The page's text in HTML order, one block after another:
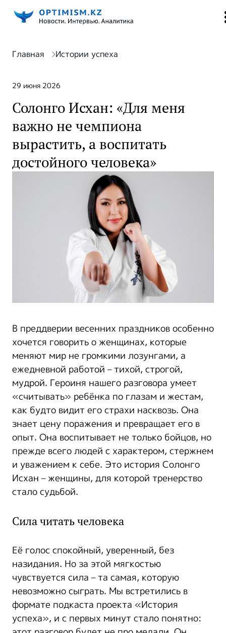
Главная Истории успеха
29 июня 2026
Солонго Исхан: «Для меня
важно не чемпиона
вырастить, а воспитать
достойного человека»
В преддверии весенних праздников особенно
хочется говорить о женщинах, которые
меняют мир не громкими лозунгами, а
ежедневной работой – тихой, строгой,
мудрой. Героиня нашего разговора умеет
«считывать» ребёнка по глазам и жестам,
как будто видит его страхи насквозь. Она
знает цену поражения и превращает его в
опыт. Она воспитывает не только бойцов, но
прежде всего людей с характером, стержнем
и уважением к себе. Это история Солонго
Исхан – женщины, для которой тренерство
стало судьбой.
Сила читать человека
Её голос спокойный, уверенный, без
назидания. Но за этой мягкостью
чувствуется сила – та самая, которую
невозможно сыграть. Мы встретились в
формате подкаста проекта «История
успеха», и с первых минут стало понятно: